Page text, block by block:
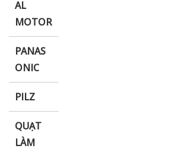
AL
MOTOR
PANAS
ONIC
PILZ
QUẠT
LÀM